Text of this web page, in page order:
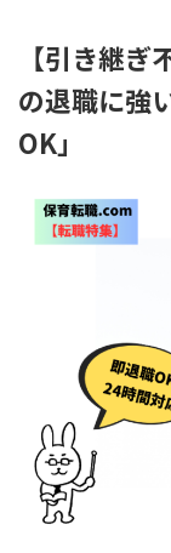
【引き継
の退職に強
OK」